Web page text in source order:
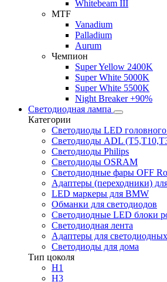
Whitebeam III
MTF
Vanadium
Palladium
Aurum
Чемпион
Super Yellow 2400K
Super White 5000K
Super White 5500K
Night Breaker +90%
Светодиодная лампа
Категории
Светодиоды LED головного
Светодиоды ADL
Светодиоды Philips
Светодиоды OSRAM
Светодиодные фары OFF
Адаптеры (переходники)
LED маркеры для BMW
Обманки для светодиодов
Светодиодные LED блоки
Светодиодная лента
Адаптеры для
Светодиоды для дома
Тип цоколя
H1
H3